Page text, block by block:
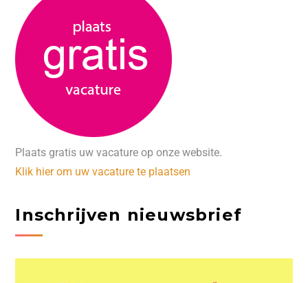
Plaats gratis uw vacature op onze website.
Klik hier om uw vacature te plaatsen
Inschrijven nieuwsbrief